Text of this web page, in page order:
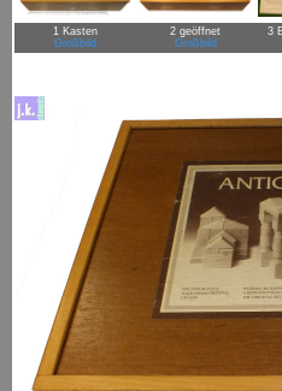
1 Kasten
Großbild
2 geöffnet
Großbild
3